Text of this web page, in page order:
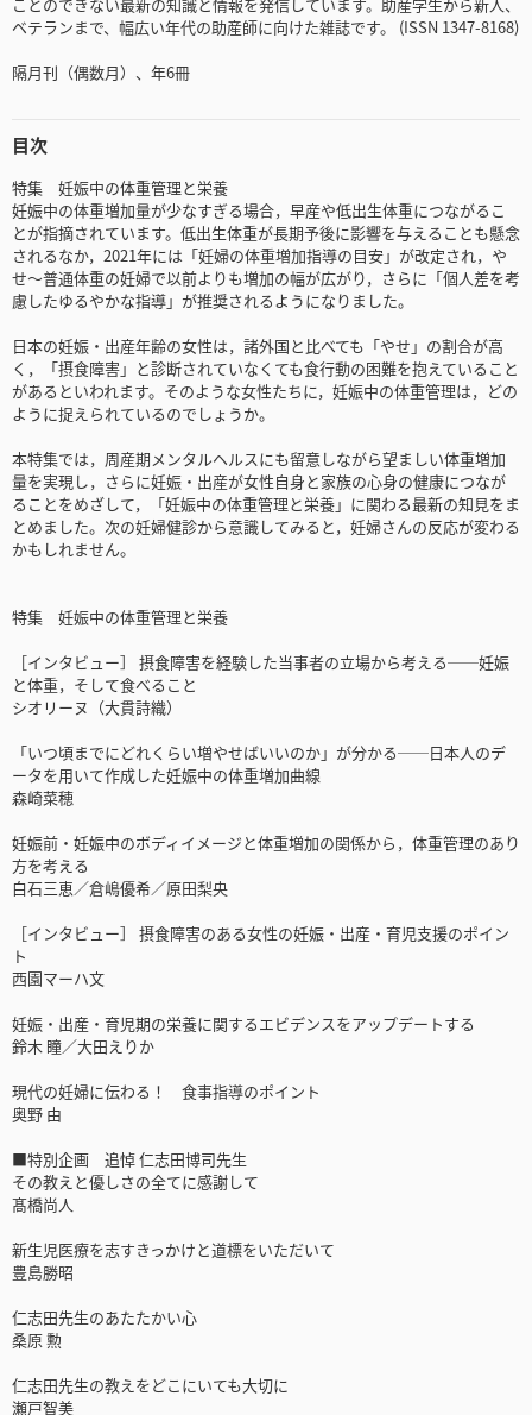
ベテランまで、幅広い年代の助産師に向けた雑誌です。 (ISSN 1347-8168)
隔月刊（偶数月）、年6冊
目次
特集 妊娠中の体重管理と栄養
妊娠中の体重増加量が少なすぎる場合，早産や低出生体重につながるこ
とが指摘されています。低出生体重が長期予後に影響を与えることも懸念
されるなか，2021年には「妊婦の体重増加指導の目安」が改定され，や
せ～普通体重の妊婦で以前よりも増加の幅が広がり，さらに「個人差を考
慮したゆるやかな指導」が推奨されるようになりました。
日本の妊娠・出産年齢の女性は，諸外国と比べても「やせ」の割合が高
く，「摂食障害」と診断されていなくても食行動の困難を抱えていること
があるといわれます。そのような女性たちに，妊娠中の体重管理は，どの
ように捉えられているのでしょうか。
本特集では，周産期メンタルヘルスにも留意しながら望ましい体重増加
量を実現し，さらに妊娠・出産が女性自身と家族の心身の健康につなが
ることをめざして，「妊娠中の体重管理と栄養」に関わる最新の知見をま
とめました。次の妊婦健診から意識してみると，妊婦さんの反応が変わる
かもしれません。
特集 妊娠中の体重管理と栄養
［インタビュー］ 摂食障害を経験した当事者の立場から考える──妊娠
と体重，そして食べること
シオリーヌ（大貫詩織）
「いつ頃までにどれくらい増やせばいいのか」が分かる──日本人のデ
ータを用いて作成した妊娠中の体重増加曲線
森崎菜穂
妊娠前・妊娠中のボディイメージと体重増加の関係から，体重管理のあり
方を考える
白石三恵／倉嶋優希／原田梨央
［インタビュー］ 摂食障害のある女性の妊娠・出産・育児支援のポイン
ト
西園マーハ文
妊娠・出産・育児期の栄養に関するエビデンスをアップデートする
鈴木 瞳／大田えりか
現代の妊婦に伝わる！ 食事指導のポイント
奥野 由
■特別企画 追悼 仁志田博司先生
その教えと優しさの全てに感謝して
髙橋尚人
新生児医療を志すきっかけと道標をいただいて
豊島勝昭
仁志田先生のあたたかい心
桑原 勲
仁志田先生の教えをどこにいても大切に
瀬戸智美